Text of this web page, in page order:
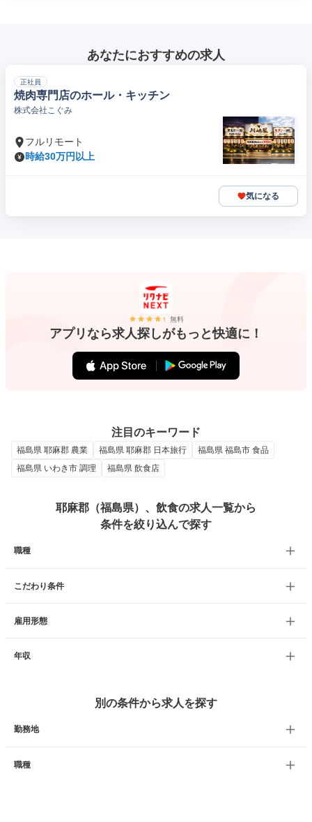
あなたにおすすめの求人
正社員
焼肉専門店のホール・キッチン
株式会社こぐみ
フルリモート
時給30万円以上
気になる
無料
アプリなら求人探しがもっと快適に！
注目のキーワード
福島県 耶麻郡 農業 福島県 耶麻郡 日本旅行
福島県 福島市 食品
福島県 いわき市 調理
福島県 飲食店
耶麻郡（福島県）、飲食の求人一覧から
条件を絞り込んで探す
職種
こだわり条件
雇用形態
年収
別の条件から求人を探す
勤務地
職種